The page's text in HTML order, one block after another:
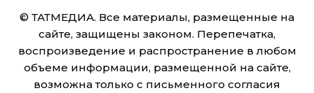
© ТАТМЕДИА. Все материалы, размещенные на
сайте, защищены законом. Перепечатка,
воспроизведение и распространение в любом
объеме информации, размещенной на сайте,
возможна только с письменного согласия